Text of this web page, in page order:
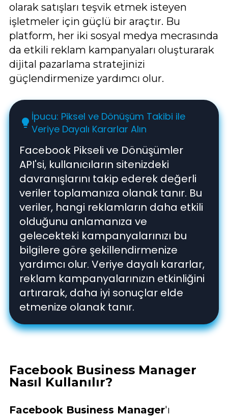
olarak satışları teşvik etmek isteyen
işletmeler için güçlü bir araçtır. Bu
platform, her iki sosyal medya mecrasında
da etkili reklam kampanyaları oluşturarak
dijital pazarlama stratejinizi
güçlendirmenize yardımcı olur.
lightbulb İpucu: Piksel ve Dönüşüm Takibi ile
Veriye Dayalı Kararlar Alın
Facebook Pikseli ve Dönüşümler
API'si, kullanıcıların sitenizdeki
davranışlarını takip ederek değerli
veriler toplamanıza olanak tanır. Bu
veriler, hangi reklamların daha etkili
olduğunu anlamanıza ve
gelecekteki kampanyalarınızı bu
bilgilere göre şekillendirmenize
yardımcı olur. Veriye dayalı kararlar,
reklam kampanyalarınızın etkinliğini
artırarak, daha iyi sonuçlar elde
etmenize olanak tanır.
Facebook Business Manager
Nasıl Kullanılır?
Facebook Business Manager'ı